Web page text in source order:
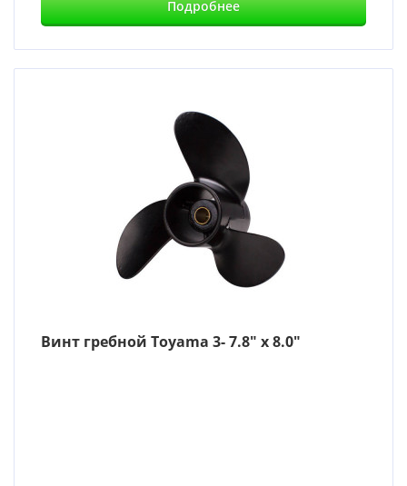
Подробнее
Винт гребной Toyama 3- 7.8″ x 8.0″